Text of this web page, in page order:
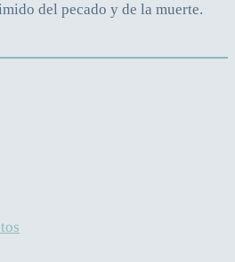
del pecado y de la muerte.